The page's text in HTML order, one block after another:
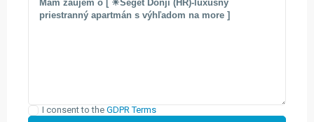
I consent to the GDPR Terms